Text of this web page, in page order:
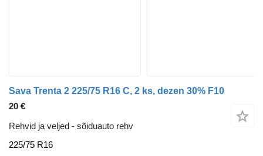
Sava Trenta 2 225/75 R16 C, 2 ks, dezen 30% F10
20 €
Rehvid ja veljed - sõiduauto rehv
225/75 R16